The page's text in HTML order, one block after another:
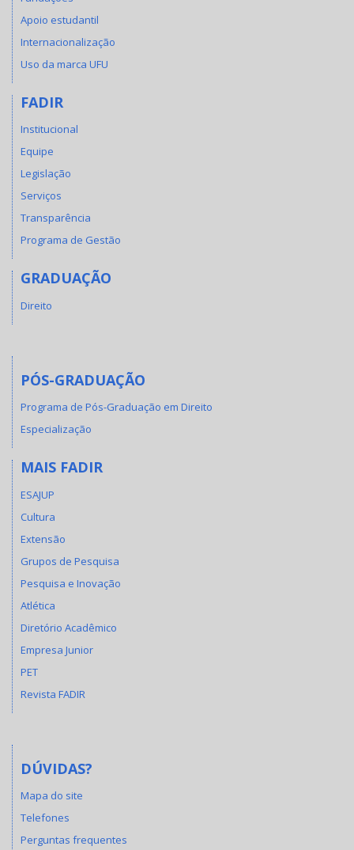
Apoio estudantil
Internacionalização
Uso da marca UFU
FADIR
Institucional
Equipe
Legislação
Serviços
Transparência
Programa de Gestão
GRADUAÇÃO
Direito
PÓS-GRADUAÇÃO
Programa de Pós-Graduação em Direito
Especialização
MAIS FADIR
ESAJUP
Cultura
Extensão
Grupos de Pesquisa
Pesquisa e Inovação
Atlética
Diretório Acadêmico
Empresa Junior
PET
Revista FADIR
DÚVIDAS?
Mapa do site
Telefones
Perguntas frequentes